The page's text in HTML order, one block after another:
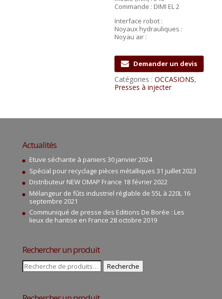
Commande : DIMI EL 2
Interface robot :
Noyaux hydrauliques :
Noyau air :
Demander un devis
Catégories :OCCASIONS,
Presses à injecter
Actualités
Etuve séchante à paniers 30 janvier 2024
Spécial pour recyclage pièces métalliques 31 juillet 2023
Distributeur NEW OMAP France 18 février 2022
Mélangeur de fûts industriel réglable de 55L à 220L 16
septembre 2021
Communiqué de presse des Editions De Borée : Les
lieux de hantise en France 28 octobre 2019
Rechercher un produit
Recherche
pour :
Recherche